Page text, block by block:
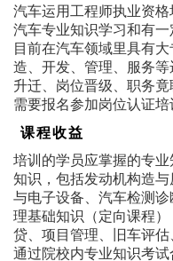
汽车运用工程师执业资
汽车专业知识学习和有
目前在汽车领域里具有
造、开发、管理、服务
升迁、岗位晋级、职务
需要报名参加岗位认证培
课程收益
培训的学员应掌握的专
知识，包括发动机构造
与电子设备、汽车检测
理基础知识（定向课程
贷、项目管理、旧车评估
通过院校内专业知识考